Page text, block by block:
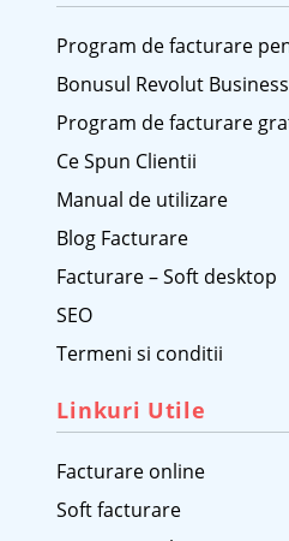
Program de facturare
Bonusul Revolut Business
Program de facturare
Ce Spun Clientii
Manual de utilizare
Blog Facturare
Facturare – Soft desktop
SEO
Termeni si conditii
Linkuri Utile
Facturare online
Soft facturare